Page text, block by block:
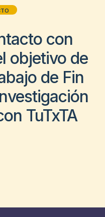
con
objetivo de
de Fin
TuTxTA